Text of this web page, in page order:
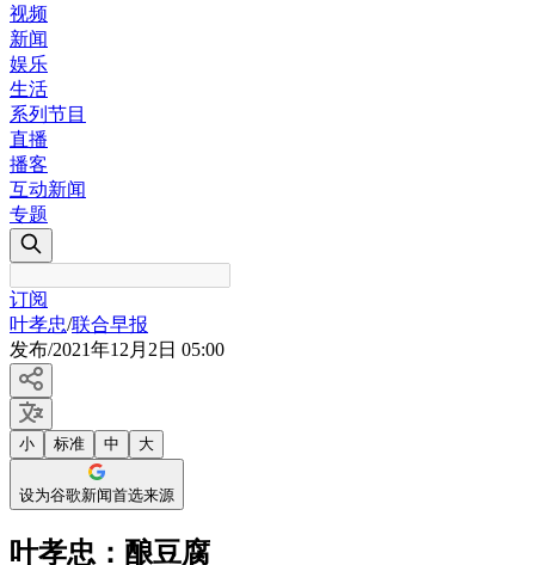
视频
新闻
娱乐
生活
系列节目
直播
播客
互动新闻
专题
订阅
叶孝忠/联合早报
发布/2021年12月2日 05:00
小 标准 中 大
设为谷歌新闻首选来源
叶孝忠：酿豆腐